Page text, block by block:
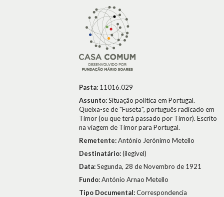
Pasta: 11016.029
Assunto:Situação política em Portugal.
Queixa-se de "Fuseta", português radicado em
Timor (ou que terá passado por Timor). Escrito
na viagem de Timor para Portugal.
Remetente:António Jerónimo Metello
Destinatário:(ilegível)
Data:Segunda, 28 de Novembro de 1921
Fundo:António Arnao Metello
Tipo Documental:Correspondencia